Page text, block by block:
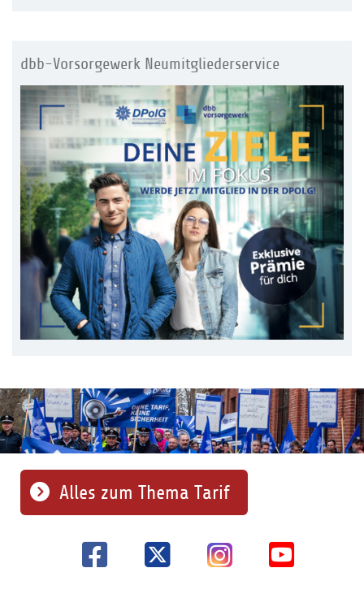
dbb-Vorsorgewerk Neumitgliederservice
Alles zum Thema Tarif